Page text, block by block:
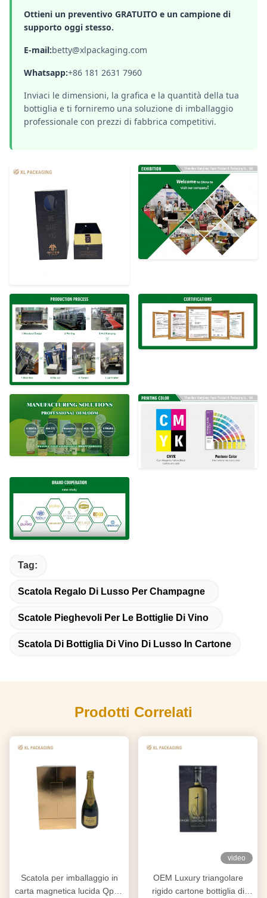
Ottieni un preventivo GRATUITO e un campione di
supporto oggi stesso.
E-mail:betty@xlpackaging.com
Whatsapp:+86 181 2631 7960
Inviaci le dimensioni, la grafica e la quantità della tua
bottiglia e ti forniremo una soluzione di imballaggio
professionale con prezzi di fabbrica competitivi.
Tag:
Scatola Regalo Di Lusso Per Champagne
Scatole Pieghevoli Per Le Bottiglie Di Vino
Scatola Di Bottiglia Di Vino Di Lusso In Cartone
Prodotti Correlati
Scatola per imballaggio in
carta magnetica lucida Qpen
video
OEM Luxury triangolare
rigido cartone bottiglia di